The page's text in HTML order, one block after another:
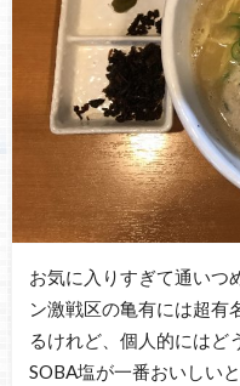
お気に入りすぎて通いつ
ン激戦区の亀有には超有
るけれど、個人的にはど
SOBA塩が一番おいしい